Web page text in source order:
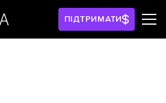
ПІДТРИМАТИ